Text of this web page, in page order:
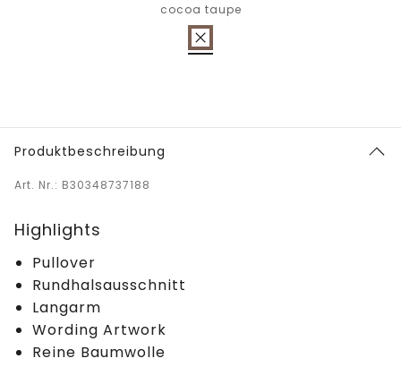
cocoa taupe
Produktbeschreibung
Art. Nr.: B30348737188
Highlights
Pullover
Rundhalsausschnitt
Langarm
Wording Artwork
Reine Baumwolle